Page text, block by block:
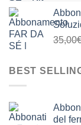
35,00
BEST
del